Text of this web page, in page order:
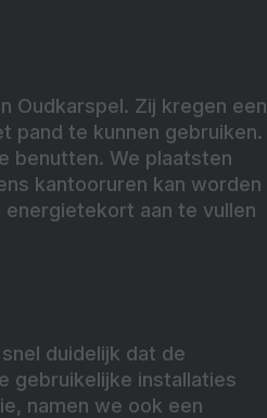
Oudkarspel. Zij kregen een
pand te kunnen gebruiken.
benutten. We plaatsten
kantooruren kan worden
aan te vullen
duidelijk dat de
gebruikelijke installaties
namen we ook een